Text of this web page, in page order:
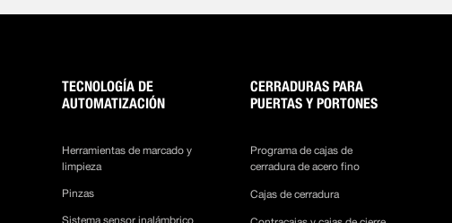
TECNOLOGÍA DE
AUTOMATIZACIÓN
Herramientas de marcado y
limpieza
Pinzas
Sistema sensor inalámbrico
CERRADURAS PARA
PUERTAS Y PORTONES
Programa de cajas de
cerradura de acero fino
Cajas de cerradura